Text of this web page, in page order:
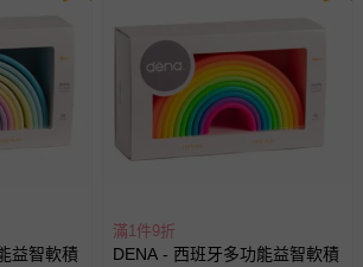
益智軟積
滿1件9折
DENA - 西班牙多功能益智軟積